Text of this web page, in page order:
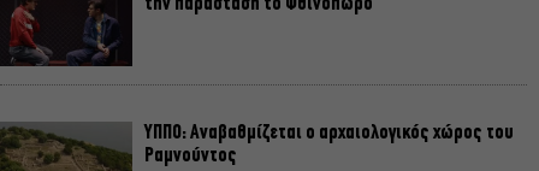
ΥΠΠΟ: Αναβαθμίζεται ο αρχαιολογικός χώρος του
Ραμνούντος